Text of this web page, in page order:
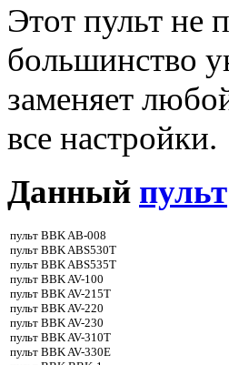
Этот пульт не
большинство
заменяет
все настройки.
Данный пульт
пульт BBK AB-008
пульт BBK ABS530T
пульт BBK ABS535T
пульт BBK AV-100
пульт BBK AV-215T
пульт BBK AV-220
пульт BBK AV-230
пульт BBK AV-310T
пульт BBK AV-330E